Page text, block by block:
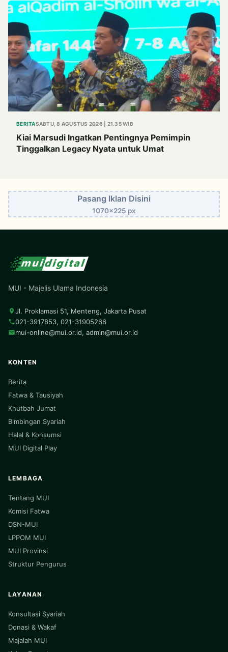
BERITASABTU, 8 AGUSTUS 2026 | 21.35 WIB
Kiai Marsudi Ingatkan Pentingnya Pemimpin
Tinggalkan Legacy Nyata untuk Umat
Pasang Iklan Disini
1070x225 px
MUI - Majelis Ulama Indonesia
Jl. Proklamasi 51, Menteng, Jakarta Pusat
021-3917853, 021-31905266
mui-online@mui.or.id, admin@mui.or.id
KONTEN
Berita
Fatwa & Tausiyah
Khutbah Jumat
Bimbingan Syariah
Halal & Konsumsi
MUI Digital Play
LEMBAGA
Tentang MUI
Komisi Fatwa
DSN-MUI
LPPOM MUI
MUI Provinsi
Struktur Pengurus
LAYANAN
Konsultasi Syariah
Donasi & Wakaf
Majalah MUI